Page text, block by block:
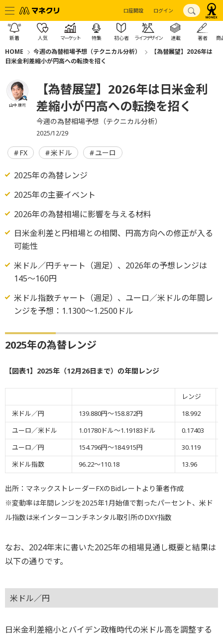
口座開設 ログイン
新着 人気 マーケット 特集 初心者 ライフデザイン 連載 著者 商
HOME 今週の為替相場予想（テクニカル分析）
【為替展望】2026年は
日米金利差縮小が円高への転換を招く
山中 康司
【為替展望】2026年は日米金利
差縮小が円高への転換を招く
今週の為替相場予想（テクニカル分析）
2025/12/29
FX 米ドル ユーロ
2025年の為替レンジ
2025年の主要イベント
2026年の為替相場に影響を与える材料
日米金利差と円相場との相関、円高方向への修正が入る
可能性
米ドル／円チャート（週足）、2026年の予想レンジは
145〜160円
米ドル指数チャート（週足）、ユーロ／米ドルの年間レ
ンジを予想：1.1300〜1.2500ドル
2025年の為替レンジ
【図表1】2025年（12月26日まで）の年間レンジ
レンジ
米ドル／円
139.880円～158.872円 18.992
ユーロ／米ドル
1.01780ドル～1.19183ドル 0.17403
ユーロ／円
154.796円～184.915円 30.119
米ドル指数
96.22～110.18 13.96
出所：マネックストレーダーFXのBidレートより筆者作成
※変動率は年間レンジを2025年1月始値で割ったパーセント、米ド
ル指数は米インターコンチネンタル取引所のDXY指数
なお、2024年末に書いた2025年の相場見通し概要と結果は
以下の通りです。
米ドル／円
日米金利差縮小とバイデン政権時代の米ドル高を調整する